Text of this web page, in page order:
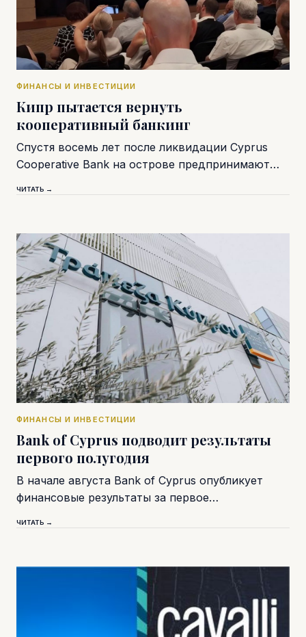
ФИНАНСЫ И ИНВЕСТИЦИИ
Кипр пытается вернуть
кооперативный банкинг
Спустя восемь лет после ликвидации Cyprus
Cooperative Bank на острове предпринимают…
ЧИТАТЬ →
ФИНАНСЫ И ИНВЕСТИЦИИ
Bank of Cyprus подводит результаты
первого полугодия
В начале августа Bank of Cyprus опубликует
финансовые результаты за первое…
ЧИТАТЬ →